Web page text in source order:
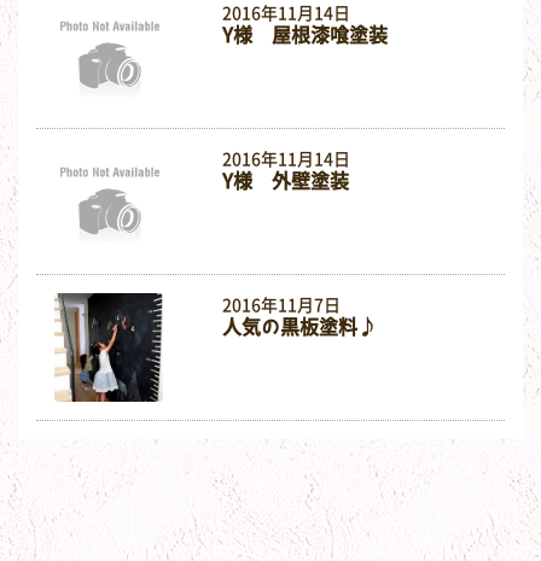
2016年11月14日
Y様 屋根漆喰塗装
2016年11月14日
Y様 外壁塗装
2016年11月7日
人気の黒板塗料♪